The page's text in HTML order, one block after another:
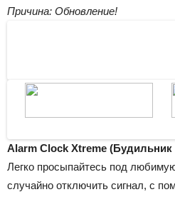
Причина: Обновление!
Alarm Clock Xtreme
Легко просыпайтесь под
случайно отключить сигнал, с